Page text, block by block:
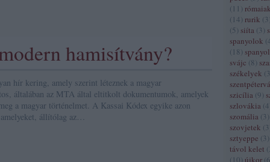
( 11 ) rómaiak
( 14) rurik (3
(5 ) siíta (3 )
spanyolok (
( 18)
svájc (8)
székelyek (3
szicília (9)
szlovákia (4
szomália (3 )
szovjetek (3
sztyeppe (3 )
távol kelet (
( 10 újkor (
hamisítvány?
hír kering, amely szerint léteznek a magyar
általában az MTA által eltitkolt dokumentumok, amelyek
a magyar történelmet. A Kassai Kódex egyike azon
állítólag az…